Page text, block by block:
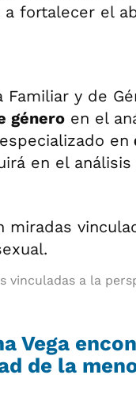
fortalecer el
Familiar y de
género en el
en
en el
vinculadas a la
Vega
de la